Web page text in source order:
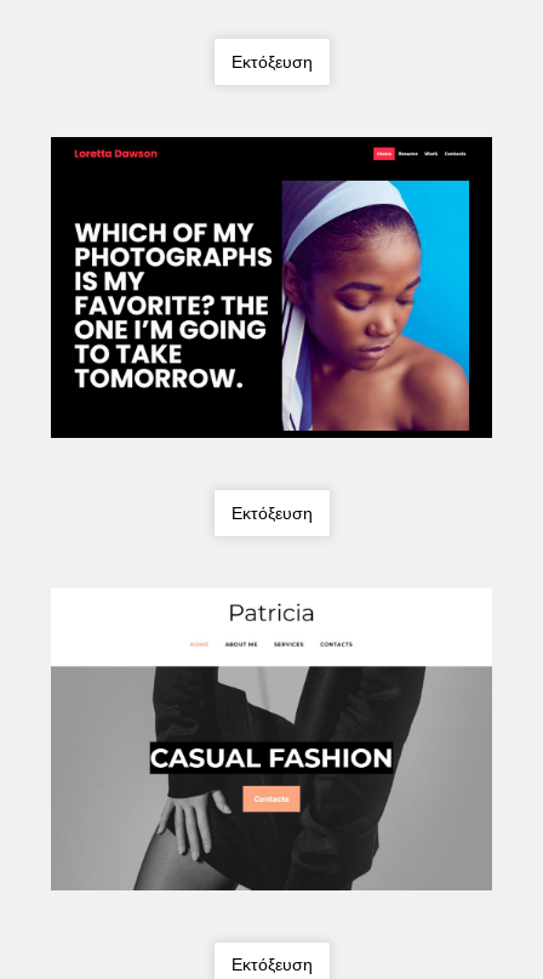
Εκτόξευση
Εκτόξευση
Εκτόξευση